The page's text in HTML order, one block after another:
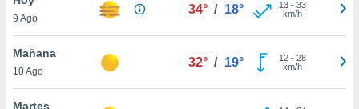
y
en
más
9 Ago
34° / 18° 13- 33
km/h
Mañana
10 Ago
32° / 19° 12- 28
km/h
Martes